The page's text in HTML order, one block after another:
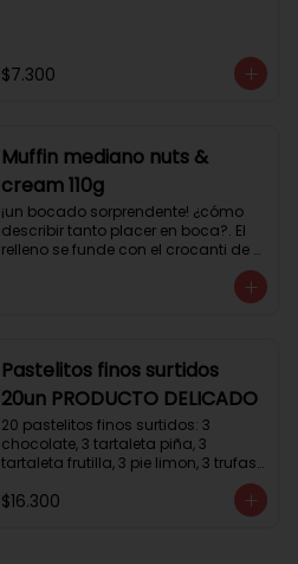
$7.300
Muffin mediano nuts &
cream 110g
¡un bocado sorprendente! ¿cómo
describir tanto placer en boca?. El
relleno se funde con el crocanti de
avellanas que potencia su masa
exquisita. Esponjosa masa de color
tostado y sabor vainilla que incluye
Relleno de crema de leche con
avellanas (15%) y decorado con
crocanti de avellanas.
Pastelitos finos surtidos
20un PRODUCTO DELICADO
20 pastelitos finos surtidos: 3
chocolate, 3 tartaleta piña, 3
tartaleta frutilla, 3 pie limon, 3 trufas
crema, 2 macarrones
$16.300